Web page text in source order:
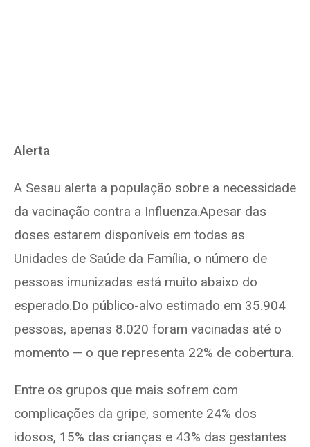
Alerta
A Sesau alerta a população sobre a necessidade
da vacinação contra a Influenza.Apesar das
doses estarem disponíveis em todas as
Unidades de Saúde da Família, o número de
pessoas imunizadas está muito abaixo do
esperado.Do público-alvo estimado em 35.904
pessoas, apenas 8.020 foram vacinadas até o
momento — o que representa 22% de cobertura.
Entre os grupos que mais sofrem com
complicações da gripe, somente 24% dos
idosos, 15% das crianças e 43% das gestantes